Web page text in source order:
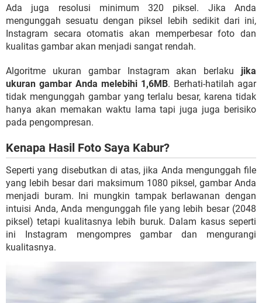
Ada juga resolusi minimum 320 piksel. Jika Anda
mengunggah sesuatu dengan piksel lebih sedikit dari ini,
Instagram secara otomatis akan memperbesar foto dan
kualitas gambar akan menjadi sangat rendah.
Algoritme ukuran gambar Instagram akan berlaku jika
ukuran gambar Anda melebihi 1,6MB. Berhati-hatilah agar
tidak mengunggah gambar yang terlalu besar, karena tidak
hanya akan memakan waktu lama tapi juga juga berisiko
pada pengompresan.
Kenapa Hasil Foto Saya Kabur?
Seperti yang disebutkan di atas, jika Anda mengunggah file
yang lebih besar dari maksimum 1080 piksel, gambar Anda
menjadi buram. Ini mungkin tampak berlawanan dengan
intuisi Anda, Anda mengunggah file yang lebih besar (2048
piksel) tetapi kualitasnya lebih buruk. Dalam kasus seperti
ini Instagram mengompres gambar dan mengurangi
kualitasnya.